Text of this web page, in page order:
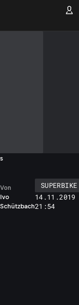
Ivo
Schützbach
Von
SUPERBIKE
21:54